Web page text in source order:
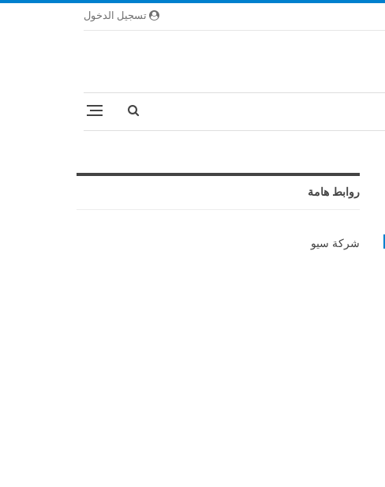
تسجيل الدخول
روابط هامة
شركة سيو